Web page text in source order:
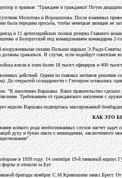
в трамвае: "Граждане и гражданки! Почти
Молотова и Ворошилова. После взаимных
передана просьба, чтобы немецкая авиация не
и 11 артиллерийских полков резерва Главного
и Белорусский под командованием командарма 2-
силами Польши маршал Э.Рыдз-
сражаться. В случае, если подойдут
взяли в плен более 18 тысяч офицеров и
действий. Одним из главных мотивов
открытой солидарности с Гитлером оставались
населению Варшавы. Ваше правительство
Требованием от гражданского населения с
неделю Варшава подверглась массированной
КАК ЭТО
всякого рода необоснованных слухов насчет
духу и букве пакта о ненападении,
в 1939 году. 14 сентября 19-й танковый
форты и отошли за Буг.
бригады комбриг С.М.Кривошеин занял Брест.